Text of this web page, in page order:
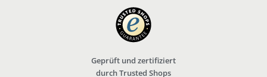
Geprüft und zertifiziert
durch Trusted Shops